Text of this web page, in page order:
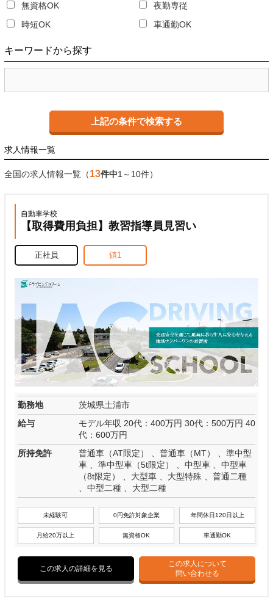
無資格OK
夜勤専従
時短OK
車通勤OK
キーワードから探す
求人情報一覧
全国の求人情報一覧（13件中1～10件）
自動車学校
【取得費用負担】教習指導員見習い
正社員 値1
勤務地
茨城県土浦市
給与
モデル年収 20代：400万円 30代：500万円 40
代：600万円
所持免許
普通車（AT限定） 、普通車（MT） 、準中型
車 、準中型車（5t限定） 、中型車 、中型車
（8t限定） 、大型車 、大型特殊 、普通二種
、中型二種 、大型二種
未経験可 0円免許対象企業 年間休日120日以上
月給20万以上 無資格OK 車通勤OK
この求人の詳細を見る
この求人について
問い合わせる